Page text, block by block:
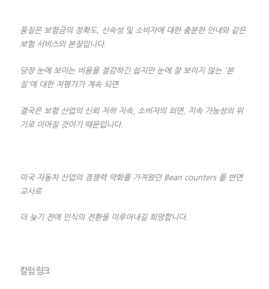
품질은 보험금의 정확도, 신속성 및 소비자에 대한 충분한 안내와 같은
보험 서비스의 본질입니다.
당장 눈에 보이는 비용을 절감하긴 쉽지만 눈에 잘 보이지 않는 '본
질'에 대한 저평가가 계속 되면
결국은 보험 산업의 신뢰 저하 지속, 소비자의 외면, 지속 가능성의 위
기로 이어질 것이기 때문입니다.
미국 자동차 산업의 경쟁력 약화를 가져왔던 Bean counters 를 반면
교사로
더 늦기 전에 인식의 전환을 이루어내길 희망합니다.
칼럼 링크